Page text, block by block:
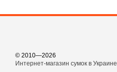
© 2010—2026
Интернет-магазин сумок в Украине